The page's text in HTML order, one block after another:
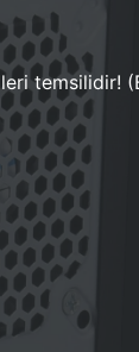
temsilidir!